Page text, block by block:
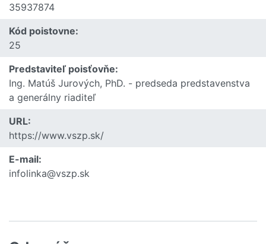
35937874
Kód poistovne:
25
Predstaviteľ poisťovňe:
Ing. Matúš Jurových, PhD. - predseda predstavenstva
a generálny riaditeľ
URL:
https://www.vszp.sk/
E-mail:
infolinka@vszp.sk